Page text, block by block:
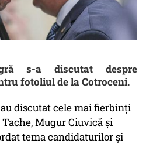
s-a discutat despre
fotoliul de la Cotroceni.
discutat cele mai fierbinți
Mugur Ciuvică și
tema candidaturilor și